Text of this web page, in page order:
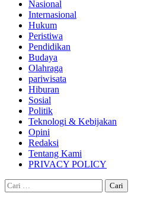
Nasional
Internasional
Hukum
Peristiwa
Pendidikan
Budaya
Olahraga
pariwisata
Hiburan
Sosial
Politik
Teknologi & Kebijakan
Opini
Redaksi
Tentang Kami
PRIVACY POLICY
Cari
untuk: